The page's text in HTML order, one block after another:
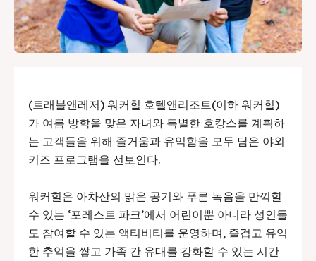
(트래블앤레저) 워커힐 호텔앤리조트(이하 워커힐)
가 여름 방학을 맞은 자녀와 특별한 호캉스를 계획하
는 고객들을 위해 즐거움과 유익함을 모두 담은 야외
키즈 프로그램을 선보인다.
워커힐은 아차산의 맑은 공기와 푸른 녹음을 만끽할
수 있는 ‘포레스트 파크’에서 어린이뿐 아니라 성인들
도 참여할 수 있는 액티비티를 운영하며, 즐겁고 유익
한 추억을 쌓고 가족 간 유대를 강화할 수 있는 시간